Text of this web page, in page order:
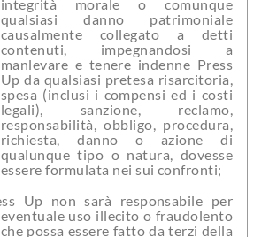
integrità morale o comunque
qualsiasi danno patrimoniale
causalmente collegato a detti
contenuti, impegnandosi a
manlevare e tenere indenne Press
Up da qualsiasi pretesa risarcitoria,
spesa (inclusi i compensi ed i costi
legali), sanzione, reclamo,
responsabilità, obbligo, procedura,
richiesta, danno o azione di
qualunque tipo o natura, dovesse
essere formulata nei sui confronti;
eventuale uso illecito o fraudolento
che possa essere fatto da terzi della